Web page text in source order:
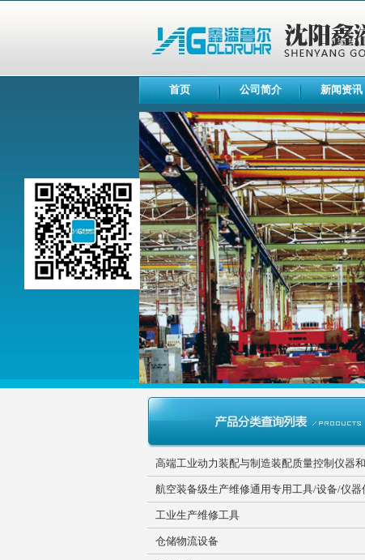
首页 公司简介 新闻资讯
高端工业动力装配与制造装配质量控制仪器
航空装备级生产维修通用专用工具/设备/仪器
工业生产维修工具
仓储物流设备